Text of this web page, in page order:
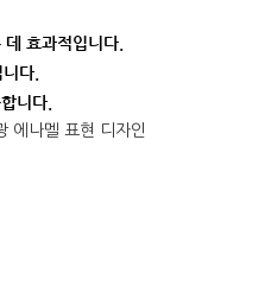
효과적입니다.
다.
니다.